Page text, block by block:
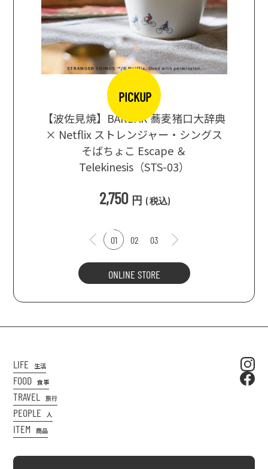
PICKUP
【波佐見焼】BARBAR 蕎麦猪口大辞典
× Netflix ストレンジャー・シングス
そばちょこ Escape ＆
Telekinesis（STS-03）
2,750 円 (税込)
01 02 03
ONLINE STORE
LIFE 生活
FOOD 食事
TRAVEL 旅行
PEOPLE 人
ITEM 商品